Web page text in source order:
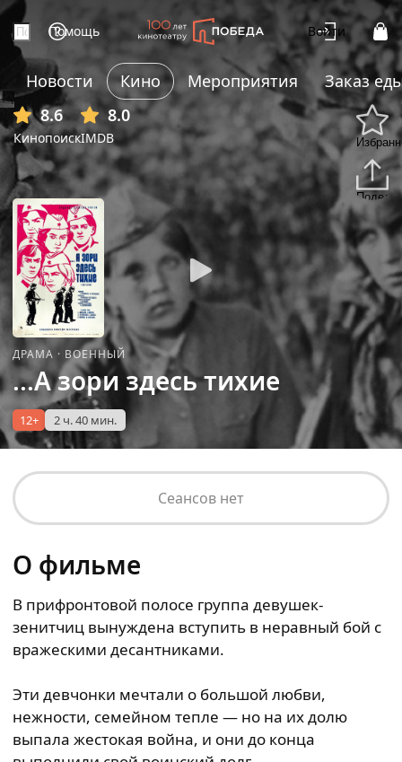
Помощь Войти
Новости Кино Мероприятия
Заказ
8.6
Кинопоиск
8.0
IMDB
+4
ДРАМА · ВОЕННЫЙ
...А зори здесь тихие
12+ 2 ч. 40 мин.
Сеансов нет
О фильме
В прифронтовой полосе группа девушек-
зенитчиц вынуждена вступить в неравный бой с
вражескими десантниками.
Эти девчонки мечтали о большой любви,
нежности, семейном тепле — но на их долю
выпала жестокая война, и они до конца